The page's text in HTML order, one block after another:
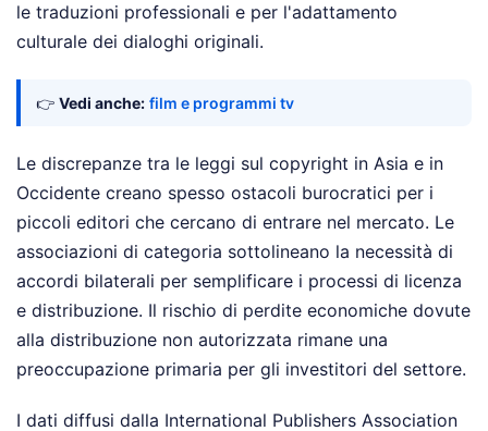
le traduzioni professionali e per l'adattamento
culturale dei dialoghi originali.
👉 Vedi anche: film e programmi tv
Le discrepanze tra le leggi sul copyright in Asia e in
Occidente creano spesso ostacoli burocratici per i
piccoli editori che cercano di entrare nel mercato. Le
associazioni di categoria sottolineano la necessità di
accordi bilaterali per semplificare i processi di licenza
e distribuzione. Il rischio di perdite economiche dovute
alla distribuzione non autorizzata rimane una
preoccupazione primaria per gli investitori del settore.
I dati diffusi dalla International Publishers Association